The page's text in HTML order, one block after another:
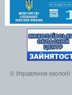
© Управління